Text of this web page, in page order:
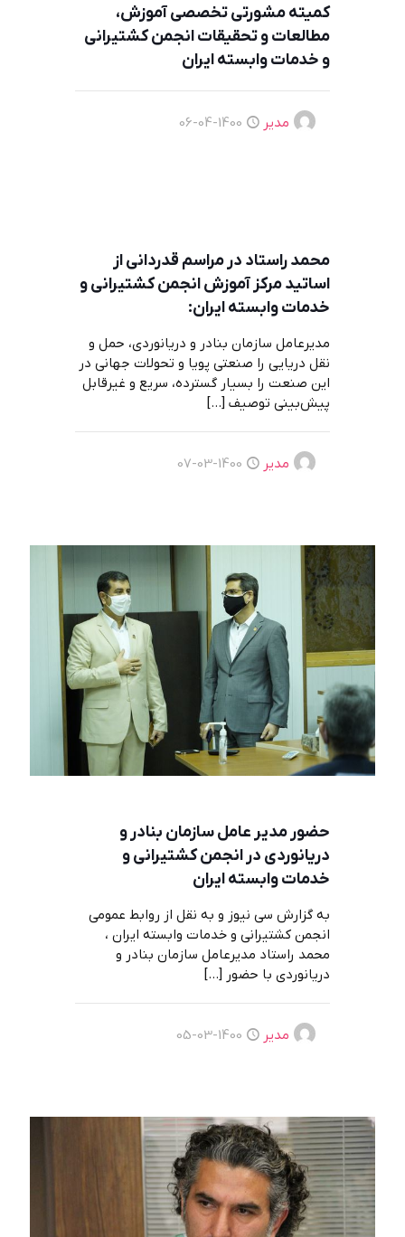
کمیته مشورتی تخصصی آموزش،
مطالعات و تحقیقات انجمن کشتیرانی
و خدمات وابسته ایران
مدیر 1400-04-06
محمد راستاد در مراسم قدردانی از
اساتید مرکز آموزش انجمن کشتیرانی و
خدمات وابسته ایران:
مدیرعامل سازمان بنادر و دریانوردی، حمل و
نقل دریایی را صنعتی پویا و تحولات جهانی در
این صنعت را بسیار گسترده، سریع و غیرقابل
پیش‌بینی توصیف […]
مدیر 1400-03-07
حضور مدیر عامل سازمان بنادر و
دریانوردی در انجمن کشتیرانی و
خدمات وابسته ایران
به گزارش سی نیوز و به نقل از روابط عمومی
انجمن کشتیرانی و خدمات وابسته ایران ،
محمد راستاد مدیرعامل سازمان بنادر و
دریانوردی با حضور […]
مدیر 1400-03-05